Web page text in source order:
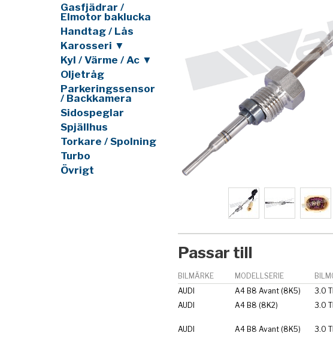
Gasfjädrar /
Elmotor baklucka
Handtag / Lås
Karosseri ▼
Kyl / Värme / Ac ▼
Oljetråg
Parkeringssensor
/ Backkamera
Sidospeglar
Spjällhus
Torkare / Spolning
Turbo
Övrigt
Passar till
BILMÄRKE MODELLSERIE
AUDI
A4 B8 Avant (8K5) 3.0
AUDI
A4 B8 (8K2) 3.0
AUDI
A4 B8 Avant (8K5) 3.0